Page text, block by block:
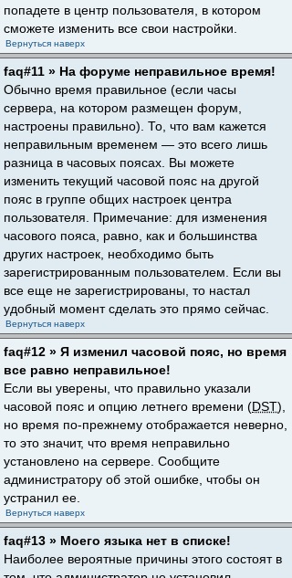
попадете в центр пользователя, в котором
сможете изменить все свои настройки.
Вернуться наверх
faq#11 » На форуме неправильное время!
Обычно время правильное (если часы
сервера, на котором размещен форум,
настроены правильно). То, что вам кажется
неправильным временем — это всего лишь
разница в часовых поясах. Вы можете
изменить текущий часовой пояс на другой
пояс в группе общих настроек центра
пользователя. Примечание: для изменения
часового пояса, равно, как и большинства
других настроек, необходимо быть
зарегистрированным пользователем. Если вы
все еще не зарегистрированы, то настал
удобный момент сделать это прямо сейчас.
Вернуться наверх
faq#12 » Я изменил часовой пояс, но время
все равно неправильное!
Если вы уверены, что правильно указали
часовой пояс и опцию летнего времени (DST),
но время по-прежнему отображается неверно,
то это значит, что время неправильно
установлено на сервере. Сообщите
администратору об этой ошибке, чтобы он
устранил ее.
Вернуться наверх
faq#13 » Моего языка нет в списке!
Наиболее вероятные причины этого состоят в